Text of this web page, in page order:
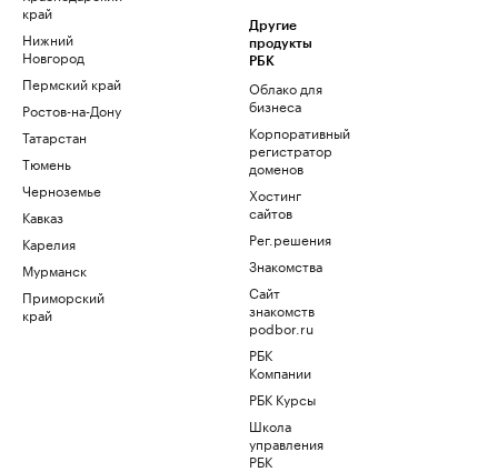
край
Нижний
Новгород
Пермский край
Ростов-на-Дону
Татарстан
Тюмень
Черноземье
Кавказ
Карелия
Мурманск
Приморский
край
Другие
продукты
РБК
Облако для
бизнеса
Корпоративный
регистратор
доменов
Хостинг
сайтов
Рег.решения
Знакомства
Сайт
знакомств
podbor.ru
РБК
Компании
РБК Курсы
Школа
управления
РБК